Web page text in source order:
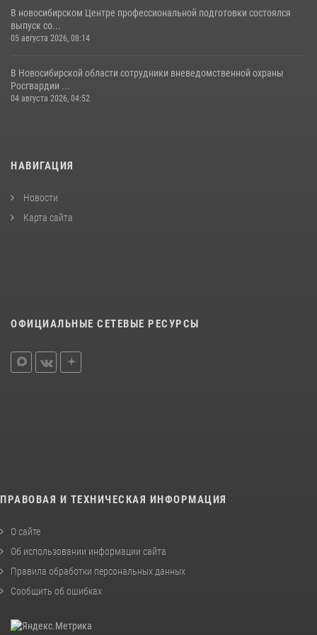
В новосибирском Центре профессиональной подготовки состоялся
выпуск со...
05 августа 2026, 08:14
В Новосибирской области сотрудники вневедомственной охраны
Росгвардии ...
04 августа 2026, 04:52
НАВИГАЦИЯ
Новости
Карта сайта
ОФИЦИАЛЬНЫЕ СЕТЕВЫЕ РЕСУРСЫ
ПРАВОВАЯ И ТЕХНИЧЕСКАЯ ИНФОРМАЦИЯ
О сайте
Об использовании информации сайта
Правила обработки персональных данных
Сообщить об ошибках